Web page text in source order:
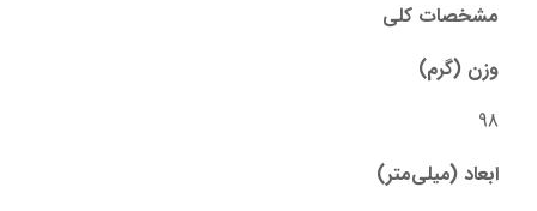
مشخصات کلی
وزن (گرم)
98
ابعاد (میلی‌متر)